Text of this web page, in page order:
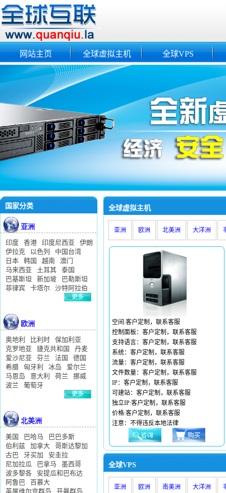
网站主页 全球虚拟主机 全球VPS
国家分类
亚洲
印度 香港 印度尼西亚
伊朗
伊拉克
以色列
中国台湾
日本
韩国 越南
澳门
马来西亚
土耳其
泰国
巴基斯坦
新加坡
巴勒斯坦
菲律宾
卡塔尔 沙特阿拉伯
更多
欧洲
奥地利 比利时
保加利亚
克罗地亚
捷克共和国
丹麦
爱沙尼亚
芬兰 法国
德国
希腊
匈牙利 冰岛
爱尔兰
马恩岛
意大利 荷兰
挪威
波兰
葡萄牙
更多
北美洲
美国 巴哈马
巴巴多斯
伯利兹
加拿大
哥斯达黎加
古巴
牙买加
安圭拉
尼加拉瓜
巴拿马
墨西哥
波多黎各
安提瓜和巴布达
阿鲁巴
百慕大
英属维尔京群岛
开曼群岛
全球虚拟主机
亚洲 欧洲 北美洲 大洋洲
空间:客户定制，联系客服
控制面板：客户定制，联系客服
支持语言：客户定制，联系客服
系统：客户定制，联系客服
流量：客户定制，联系客服
文件数量：客户定制，联系客服
IP：客户定制，联系客服
可建站：客户定制，联系客服
独立IP:客户定制，联系客服
价格:客户定制，联系客服
注意：不得违反本地法律
全球VPS
亚洲 欧洲 南美洲 大洋洲